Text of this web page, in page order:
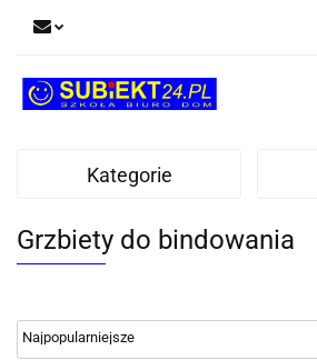
Kategorie
Grzbiety do bindowania